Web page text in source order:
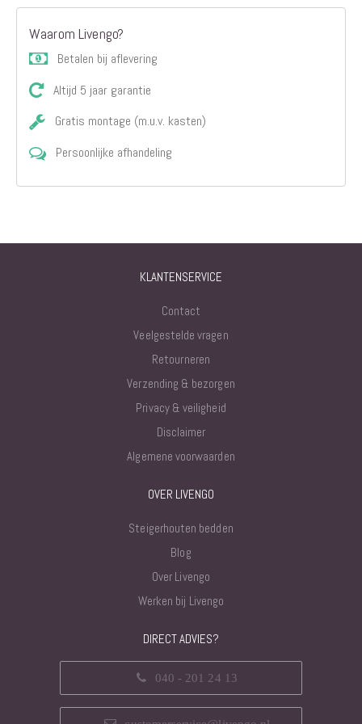
Waarom Livengo?
Betalen bij aflevering
Altijd 5 jaar garantie
Gratis montage (m.u.v. kasten)
Persoonlijke afhandeling
KLANTENSERVICE
Contact
Veelgestelde vragen
Retourneren
Verzending & bezorgen
Privacy & veiligheid
Disclaimer
Algemene voorwaarden
OVER LIVENGO
Steigerhouten bedden
Blog
Over Livengo
Werken bij Livengo
DIRECT ADVIES?
040 - 201 24 13